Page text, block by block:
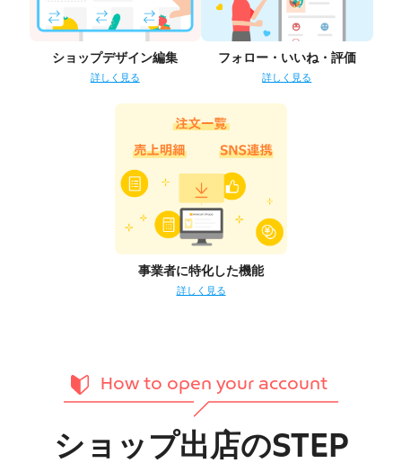
ショップデザイン編集
詳しく見る
フォロー・いいね・評価
詳しく見る
事業者に特化した機能
詳しく見る
How to open your account
ショップ出店のSTEP